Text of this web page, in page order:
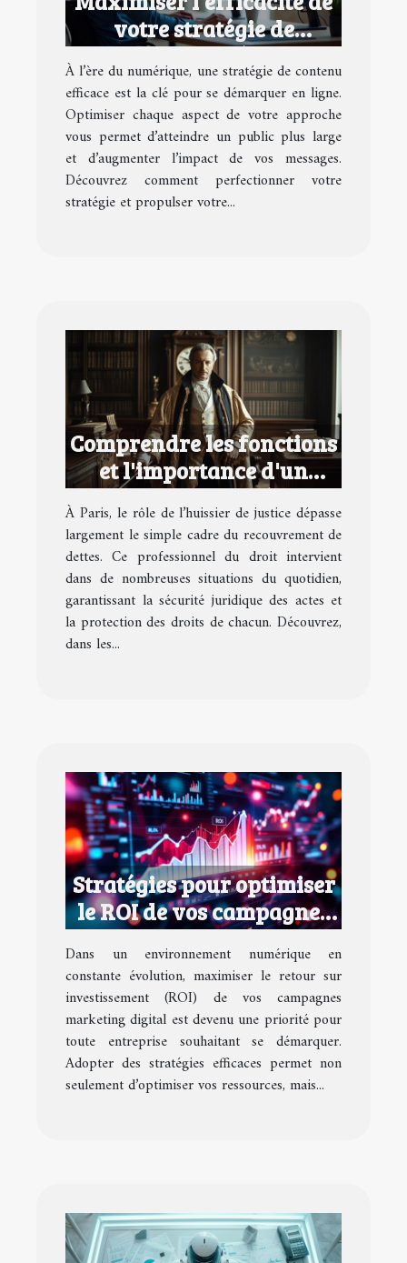
votre stratégie de
contenu numérique
À l’ère du numérique, une stratégie de contenu
efficace est la clé pour se démarquer en ligne.
Optimiser chaque aspect de votre approche
vous permet d’atteindre un public plus large
et d’augmenter l’impact de vos messages.
Découvrez comment perfectionner votre
stratégie et propulser votre...
Comprendre les fonctions
et l'importance d'un
huissier de justice à Paris
À Paris, le rôle de l’huissier de justice dépasse
largement le simple cadre du recouvrement de
dettes. Ce professionnel du droit intervient
dans de nombreuses situations du quotidien,
garantissant la sécurité juridique des actes et
la protection des droits de chacun. Découvrez,
dans les...
Stratégies pour optimiser
le ROI de vos campagnes
marketing digital
Dans un environnement numérique en
constante évolution, maximiser le retour sur
investissement (ROI) de vos campagnes
marketing digital est devenu une priorité pour
toute entreprise souhaitant se démarquer.
Adopter des stratégies efficaces permet non
seulement d’optimiser vos ressources, mais...